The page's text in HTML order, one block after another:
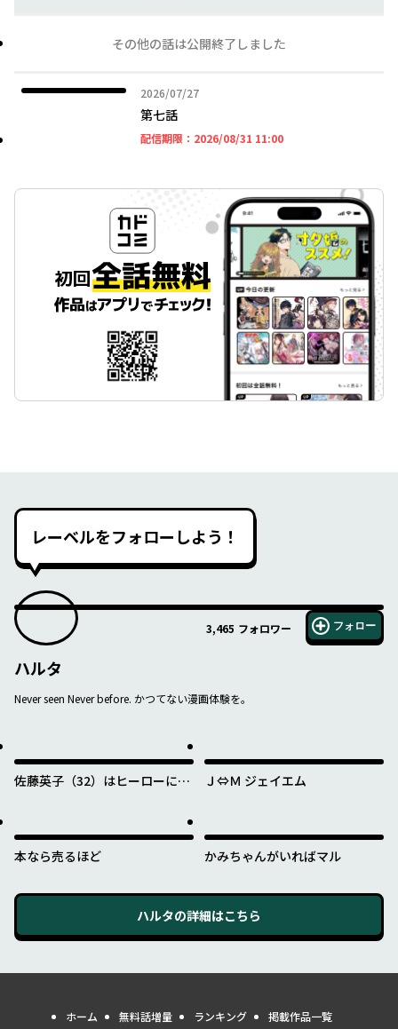
その他の話は公開終了しました
2026/07/27
2026年07月27日
第七話
配信期限： 2026/08/31 11:002026年08月31日 11時
レーベルをフォローしよう！
3,465 フォロワー フォロー
ハルタ
Never seen Never before. かつてない漫画体験を。
佐藤英子（32）はヒーローにな
Ｊ⇔Ｍ ジェイエム
本なら売るほど かみちゃんがいればマル
ハルタの詳細はこちら
ホーム 無料話増量 ランキング 掲載作品一覧